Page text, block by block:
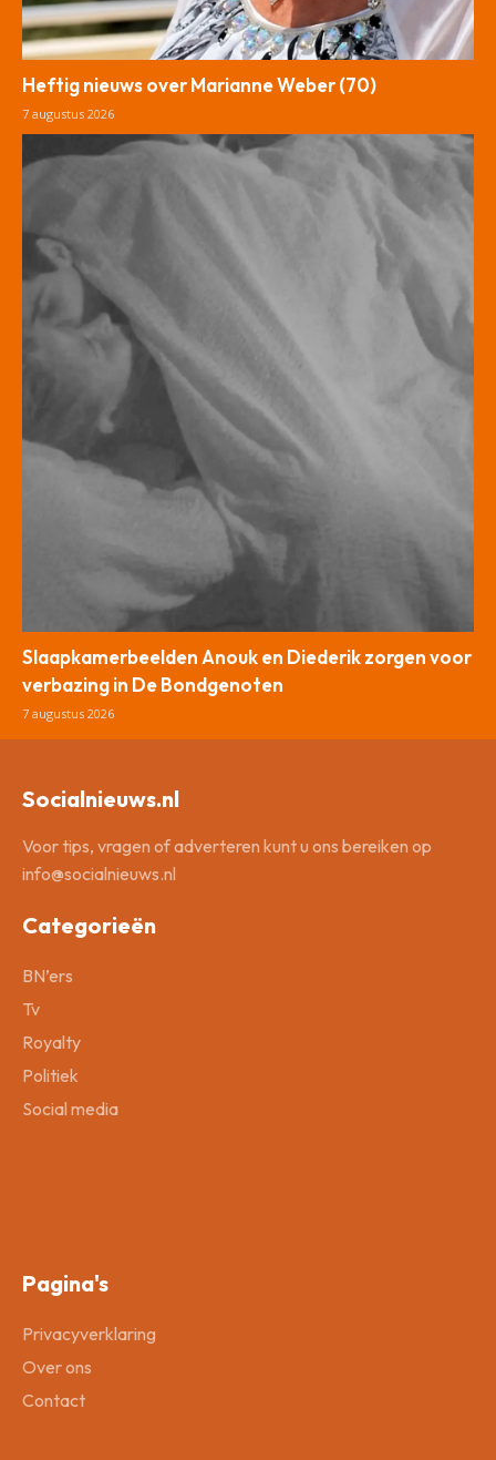
Heftig nieuws over Marianne Weber (70)
7 augustus 2026
Slaapkamerbeelden Anouk en Diederik zorgen voor
verbazing in De Bondgenoten
7 augustus 2026
Socialnieuws.nl
Voor tips, vragen of adverteren kunt u ons bereiken op
info@socialnieuws.nl
Categorieën
BN’ers
Tv
Royalty
Politiek
Social media
Pagina's
Privacyverklaring
Over ons
Contact